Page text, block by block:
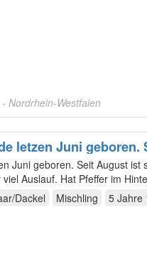
- Nordrhein-Westfalen
letzen Juni geboren.
Seit August ist sie bei uns. Sie ist ne ganze liebe
Dackel
Mischling 5 Jahre